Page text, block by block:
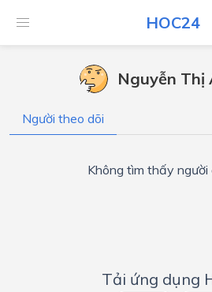
HOC24
Nguyễn Thị
Người theo dõi
Không tìm thấy người
Tải ứng dụng